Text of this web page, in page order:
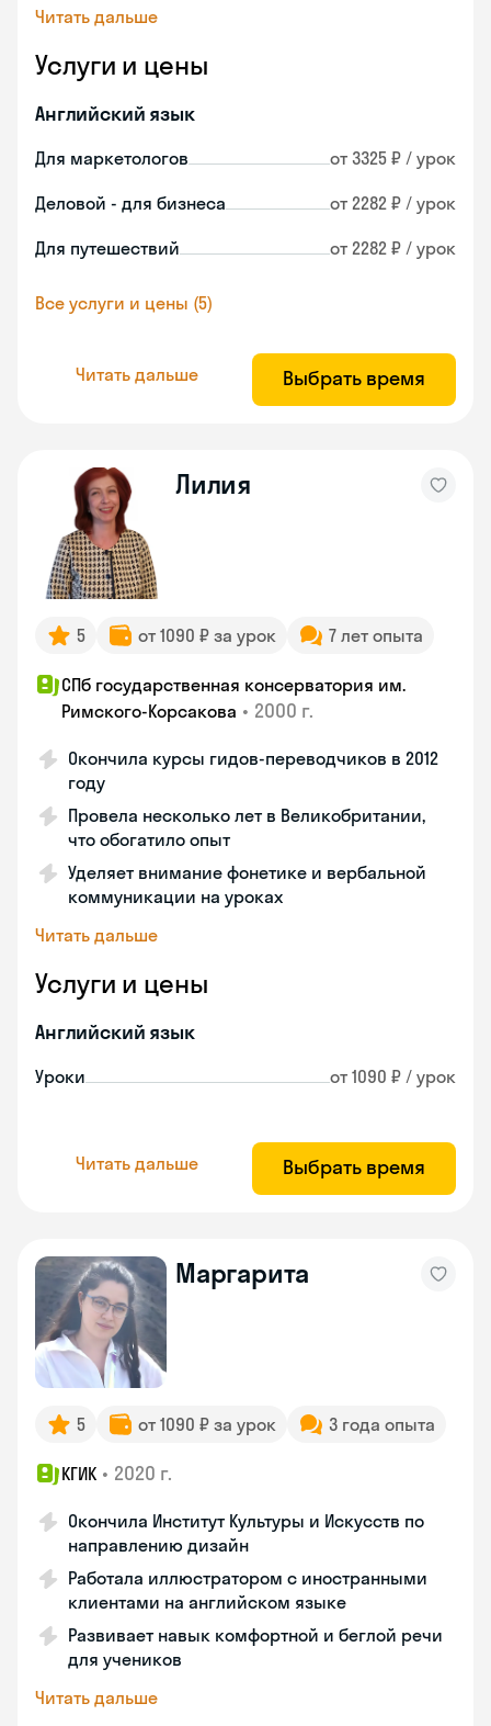
Читать дальше
Услуги и цены
Английский язык
Для маркетологов от 3325 ₽ / урок
Деловой - для бизнеса от 2282 ₽ / урок
Для путешествий от 2282 ₽ / урок
Все услуги и цены (5)
Читать дальше Выбрать время
Лилия
5 от 1090 ₽ за урок 7 лет опыта
СПб государственная консерватория им.
Римского-Корсакова • 2000 г.
Окончила курсы гидов-переводчиков в 2012
году
Провела несколько лет в Великобритании,
что обогатило опыт
Уделяет внимание фонетике и вербальной
коммуникации на уроках
Читать дальше
Услуги и цены
Английский язык
Уроки от 1090 ₽ / урок
Читать дальше Выбрать время
Маргарита
5 от 1090 ₽ за урок 3 года опыта
КГИК • 2020 г.
Окончила Институт Культуры и Искусств по
направлению дизайн
Работала иллюстратором с иностранными
клиентами на английском языке
Развивает навык комфортной и беглой речи
для учеников
Читать дальше